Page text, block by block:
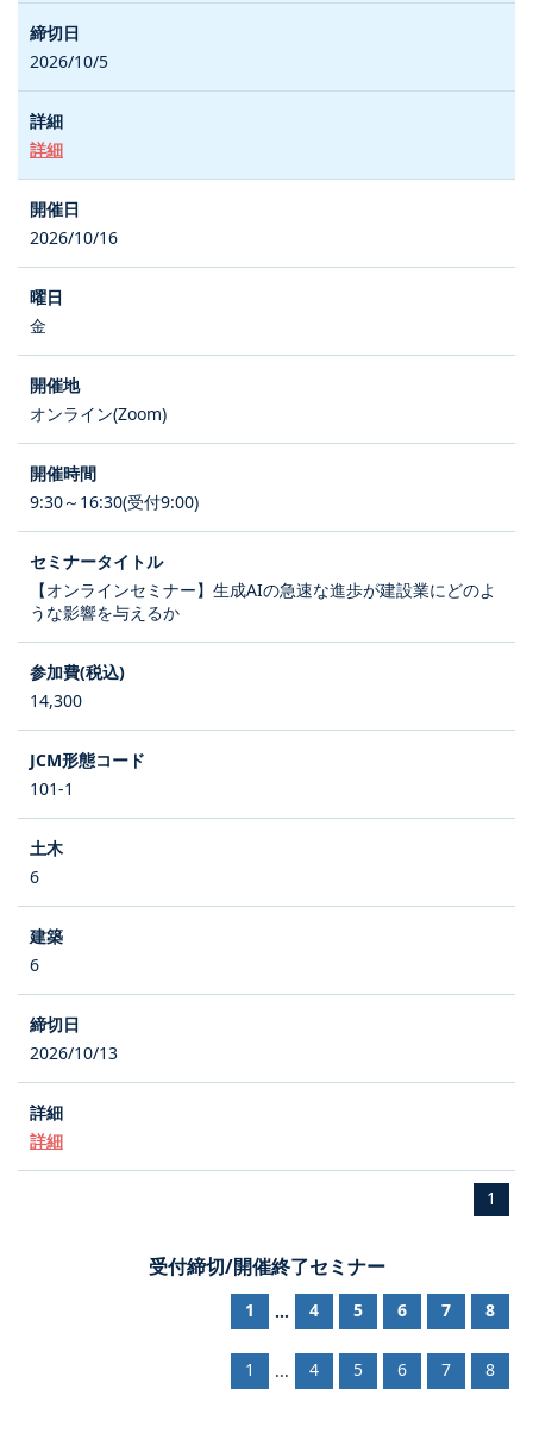
2026/10/5
詳細
2026/10/16
金
オンライン(Zoom)
9:30～16:30(受付9:00)
【オンラインセミナー】生成AIの急速な進歩が建設業にどのよ
うな影響を与えるか
14,300
101-1
6
6
2026/10/13
詳細
1
受付締切/開催終了セミナー
1 ... 4 5 6 7 8
1 ... 4 5 6 7 8